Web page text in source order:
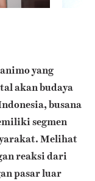
yang
akan budaya
busana
segmen
Melihat
reaksi dari
pasar luar